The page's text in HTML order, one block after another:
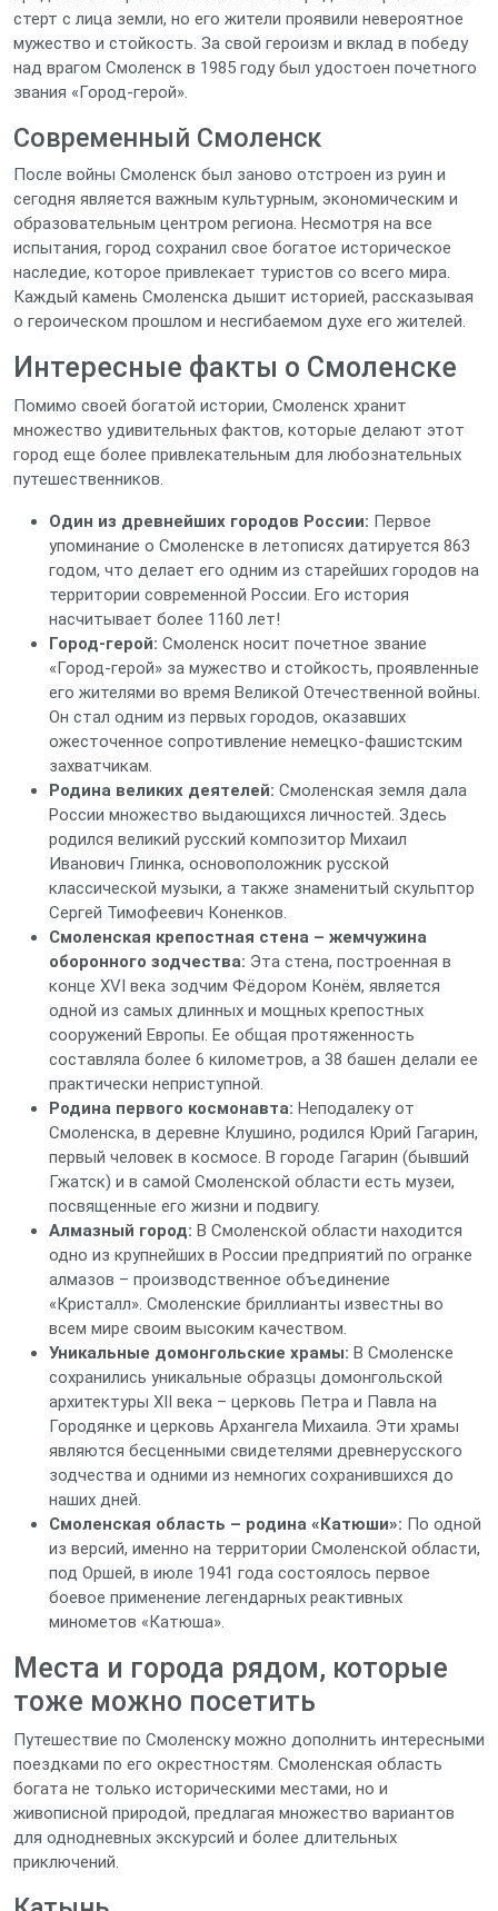
стерт с лица земли, но его жители проявили невероятное
мужество и стойкость. За свой героизм и вклад в победу
над врагом Смоленск в 1985 году был удостоен почетного
звания «Город-герой».
Современный Смоленск
После войны Смоленск был заново отстроен из руин и
сегодня является важным культурным, экономическим и
образовательным центром региона. Несмотря на все
испытания, город сохранил свое богатое историческое
наследие, которое привлекает туристов со всего мира.
Каждый камень Смоленска дышит историей, рассказывая
о героическом прошлом и несгибаемом духе его жителей.
Интересные факты о Смоленске
Помимо своей богатой истории, Смоленск хранит
множество удивительных фактов, которые делают этот
город еще более привлекательным для любознательных
путешественников.
Один из древнейших городов России: Первое
упоминание о Смоленске в летописях датируется 863
годом, что делает его одним из старейших городов на
территории современной России. Его история
насчитывает более 1160 лет!
Город-герой: Смоленск носит почетное звание
«Город-герой» за мужество и стойкость, проявленные
его жителями во время Великой Отечественной войны.
Он стал одним из первых городов, оказавших
ожесточенное сопротивление немецко-фашистским
захватчикам.
Родина великих деятелей: Смоленская земля дала
России множество выдающихся личностей. Здесь
родился великий русский композитор Михаил
Иванович Глинка, основоположник русской
классической музыки, а также знаменитый скульптор
Сергей Тимофеевич Коненков.
Смоленская крепостная стена – жемчужина
оборонного зодчества: Эта стена, построенная в
конце XVI века зодчим Фёдором Конём, является
одной из самых длинных и мощных крепостных
сооружений Европы. Ее общая протяженность
составляла более 6 километров, а 38 башен делали ее
практически неприступной.
Родина первого космонавта: Неподалеку от
Смоленска, в деревне Клушино, родился Юрий Гагарин,
первый человек в космосе. В городе Гагарин (бывший
Гжатск) и в самой Смоленской области есть музеи,
посвященные его жизни и подвигу.
Алмазный город: В Смоленской области находится
одно из крупнейших в России предприятий по огранке
алмазов – производственное объединение
«Кристалл». Смоленские бриллианты известны во
всем мире своим высоким качеством.
Уникальные домонгольские храмы: В Смоленске
сохранились уникальные образцы домонгольской
архитектуры XII века – церковь Петра и Павла на
Городянке и церковь Архангела Михаила. Эти храмы
являются бесценными свидетелями древнерусского
зодчества и одними из немногих сохранившихся до
наших дней.
Смоленская область – родина «Катюши»: По одной
из версий, именно на территории Смоленской области,
под Оршей, в июле 1941 года состоялось первое
боевое применение легендарных реактивных
минометов «Катюша».
Места и города рядом, которые
тоже можно посетить
Путешествие по Смоленску можно дополнить интересными
поездками по его окрестностям. Смоленская область
богата не только историческими местами, но и
живописной природой, предлагая множество вариантов
для однодневных экскурсий и более длительных
приключений.